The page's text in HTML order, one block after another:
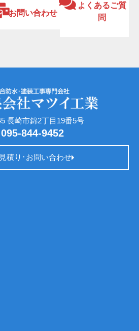
お問い合わせ
よくあるご質
問
長崎市錦2丁目19番5号
095-844-9452
積り･お問い合わせ